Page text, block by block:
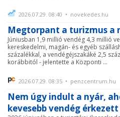
2026.07.29. 08:40 • novekedes.hu
Megtorpant a turizmus a
Júniusban 1,9 millió vendég 4,3 millió
kereskedelmi, magán- és egyéb
százalékkal, a vendégéjszakáké 2,5
korábbitól - jelentette a Központi ...
2026.07.29. 08:35 • penzcentrum.hu
Nem úgy indult a nyár,
kevesebb vendég